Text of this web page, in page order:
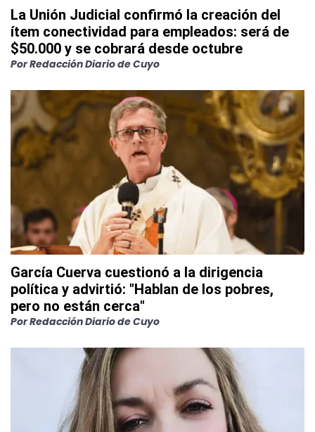
La Unión Judicial confirmó la creación del
ítem conectividad para empleados: será de
$50.000 y se cobrará desde octubre
PorRedacción Diario de Cuyo
García Cuerva cuestionó a la dirigencia
política y advirtió: "Hablan de los pobres,
pero no están cerca"
PorRedacción Diario de Cuyo